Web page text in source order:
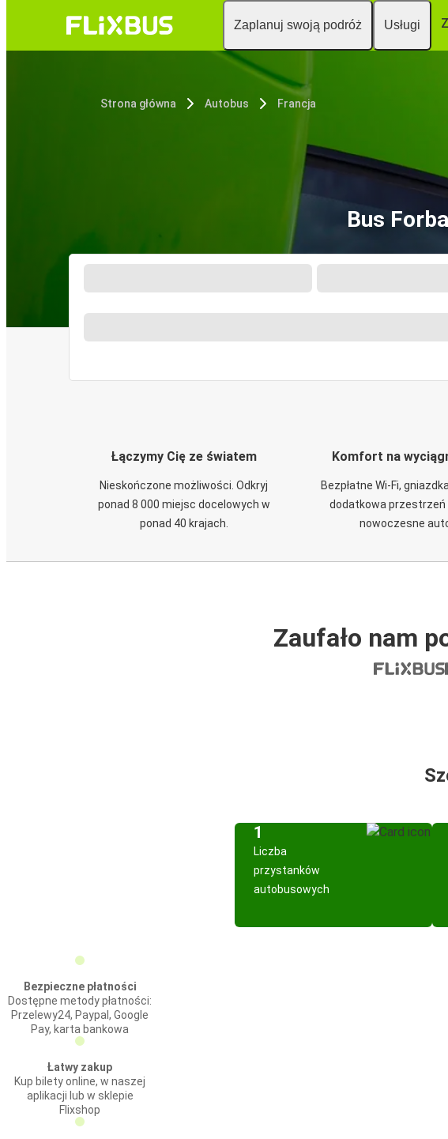
Zaplanuj swoją podróż Usługi
Strona główna Autobus Francja
Bus
Łączymy Cię ze światem
Nieskończone możliwości. Odkryj
ponad 8 000 miejsc docelowych w
ponad 40 krajach.
Komfort na
Bezpłatne Wi-Fi,
dodatkowa przestrzeń
nowoczesne
Zaufało nam
1
Liczba
przystanków
autobusowych
Bezpieczne płatności
Dostępne metody płatności:
Przelewy24, Paypal, Google
Pay, karta bankowa
Łatwy zakup
Kup bilety online, w naszej
aplikacji lub w sklepie
Flixshop